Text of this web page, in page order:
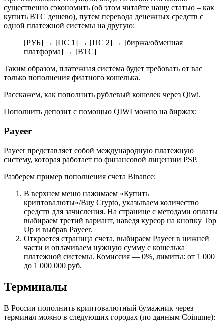
существенно сэкономить (об этом читайте нашу статью – как
купить BTC дешево), путем перевода денежных средств с
одной платежной системы на другую:
[РУБ] → [ПС 1] → [ПС 2] → [биржа/обменная
платформа] → [BTC]
Таким образом, платежная система будет требовать от вас
только пополнения фиатного кошелька.
Расскажем, как пополнить рублевый кошелек через Qiwi.
Пополнить депозит с помощью QIWI можно на биржах:
Payeer
Payeer представляет собой международную платежную
систему, которая работает по финансовой лицензии PSP.
Разберем пример пополнения счета Binance:
В верхнем меню нажимаем «Купить
криптовалюты»/Buy Crypto, указываем количество
средств для зачисления. На странице с методами оплаты
выбираем третий вариант, наведя курсор на кнопку Top
Up и выбрав Payeer.
Откроется страница счета, выбираем Payeer в нижней
части и оплачиваем нужную сумму с кошелька
платежной системы. Комиссия — 0%, лимиты: от 1 000
до 1 000 000 руб.
Терминалы
В России пополнить криптовалютный бумажник через
терминал можно в следующих городах (по данным Coinume):